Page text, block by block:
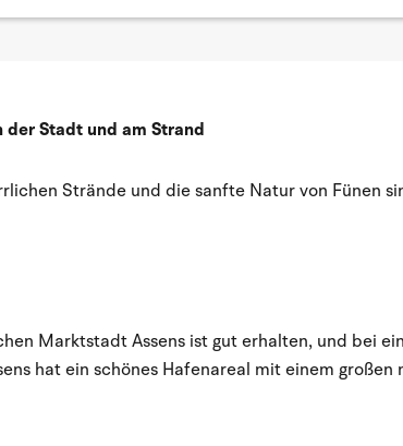
der Stadt und am Strand
Strände und die sanfte Natur von Fünen
Marktstadt Assens ist gut erhalten, und bei
hat ein schönes Hafenareal mit einem